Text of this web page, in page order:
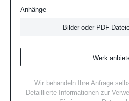
Anhänge
Bilder oder PDF-
Werk
Wir behandeln Ihre Anfrage
Detaillierte Informationen zur